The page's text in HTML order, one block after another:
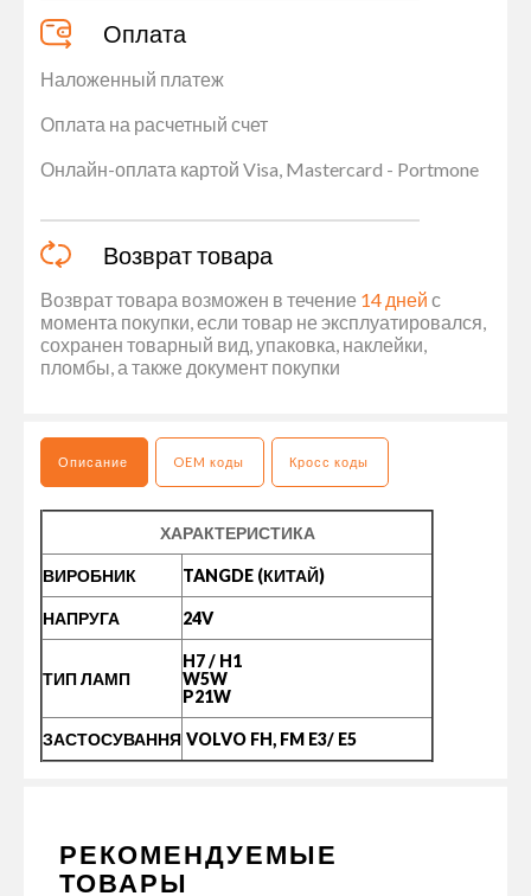
Оплата
Наложенный платеж
Оплата на расчетный счет
Онлайн-оплата картой Visa, Mastercard - Portmone
Возврат товара
Возврат товара возможен в течение 14 дней с
момента покупки, если товар не эксплуатировался,
сохранен товарный вид, упаковка, наклейки,
пломбы, а также документ покупки
Описание OEM коды Кросс коды
ХАРАКТЕРИСТИКА
ВИРОБНИК TANGDE (КИТАЙ)
НАПРУГА 24V
ТИП ЛАМП
H7 / H1
W5W
P21W
ЗАСТОСУВАННЯ VOLVO FH, FM E3/ E5
РЕКОМЕНДУЕМЫЕ
ТОВАРЫ